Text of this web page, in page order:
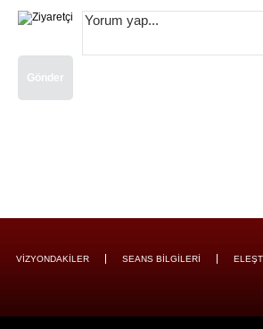
Gönder
VİZYONDAKİLER SEANS BİLGİLERİ